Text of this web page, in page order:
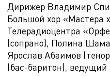
Дирижер Владимир
Большой хор «Мастера
Телерадиоцентра
(сопрано), Полина
Ярослав Абаимов
(бас-баритон),